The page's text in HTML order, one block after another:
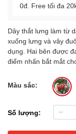
0đ. Free tối đa
Dây thắt lưng làm từ
xuống lưng và vây
dụng. Hai bên được
điểm nhấn bắt mắt
Màu sắc:
Số lượng: